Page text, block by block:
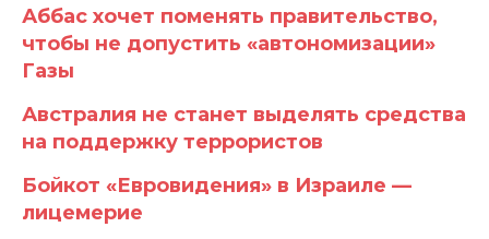
Аббас хочет поменять правительство,
чтобы не допустить «автономизации»
Газы
Австралия не станет выделять средства
на поддержку террористов
Бойкот «Евровидения» в Израиле —
лицемерие